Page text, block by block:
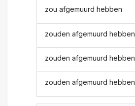
zou afgemuurd hebben
zouden afgemuurd hebben
zouden afgemuurd hebben
zouden afgemuurd hebben